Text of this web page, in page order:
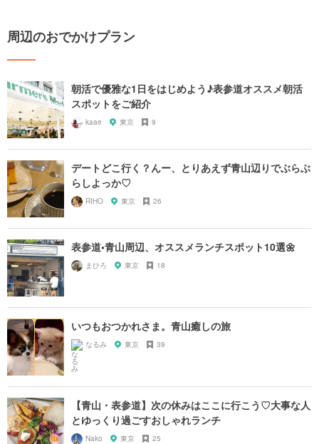
周辺のおでかけプラン
朝活で優雅な1日をはじめよう♪表参道オススメ朝活
スポットをご紹介
kaae 東京 9
デートどこ行く？んー、とりあえず青山辺りでぶらぶ
らしよっか♡
RIHO 東京 26
表参道•青山周辺、オススメランチスポット10選🌼
まひろ 東京 18
いつもおつかれさま。青山癒しの旅
なるみ 東京 39
【青山・表参道】次の休みはここに行こう♡大事な人
とゆっくり過ごすおしゃれランチ
Nako 東京 25